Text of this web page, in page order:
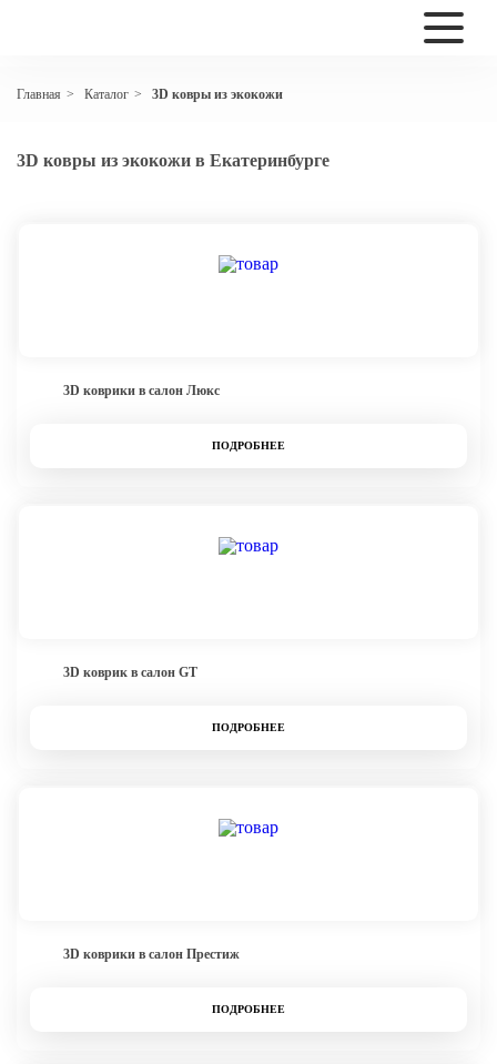
Главная > Каталог > 3D ковры из экокожи
3D ковры из экокожи в Екатеринбурге
3D коврики в салон Люкс
ПОДРОБНЕЕ
3D коврик в салон GT
ПОДРОБНЕЕ
3D коврики в салон Престиж
ПОДРОБНЕЕ